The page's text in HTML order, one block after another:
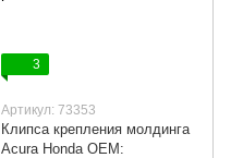
3
Артикул: 73353
Клипса крепления молдинга
Acura Honda OEM: